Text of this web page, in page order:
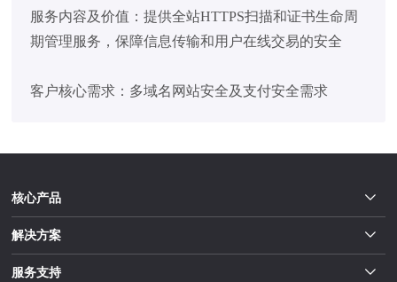
服务内容及价值：提供全站HTTPS扫描和证书生命周
期管理服务，保障信息传输和用户在线交易的安全
客户核心需求：多域名网站安全及支付安全需求
核心产品
解决方案
服务支持